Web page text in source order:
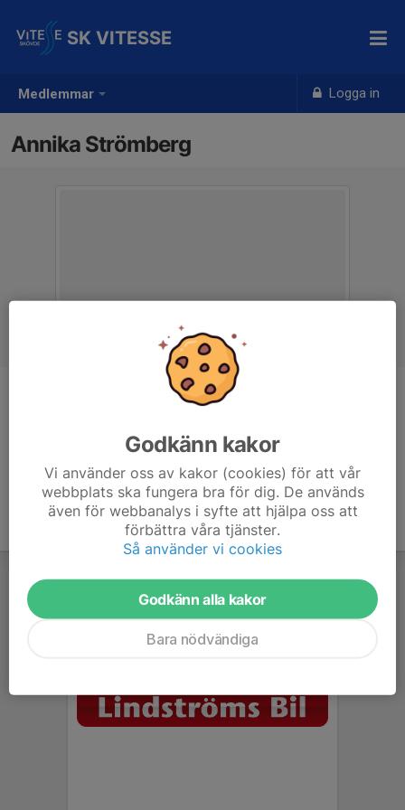
Medlemmar Logga in
SK VITESSE
Annika Strömberg
Godkänn kakor
Vi använder oss av kakor (cookies) för att vår
webbplats ska fungera bra för dig. De används
även för webbanalys i syfte att hjälpa oss att
förbättra våra tjänster.
Så använder vi cookies
Godkänn alla kakor
Bara nödvändiga